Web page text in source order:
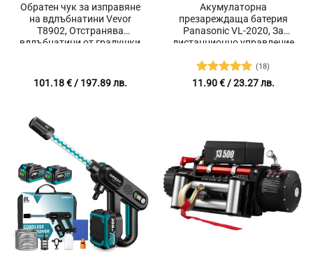
Обратен чук за изправяне
на вдлъбнатини Vevor
T8902, Отстранява
вдлъбнатини от градушки
101.18€/ 197.89 лв.
Акумулаторна
презареждаща батерия
Panasonic VL-2020, За
дистанционно управление
Подходяща за BMW E46,
E60, E90, E53, E39, E83, E85,
E91, E92, E93, E65, E66
Оценено с
(18)
11.90€/ 23.27 лв.